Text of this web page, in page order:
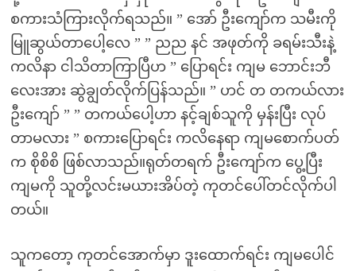
စကားသံကြားလိုက်ရသည်။ ” အော် ဦးကျော်က သမီးကို
မြူဆွယ်တာပေါ့လေ ” ” ညည နင် အဖုတ်ကို ခရမ်းသီးနဲ့
ကလိနာ ငါသိတာကြာပြီဟ ” ပြောရင်း ကျမ ဘောင်းဘီ
လေးအား ဆွဲချွတ်လိုက်ပြန်သည်။ ” ဟင် တ တကယ်လား
ဦးကျော် ” ” တကယ်ပေါ့ဟာ နင့်ချစ်သူကို မှန်းပြီး လုပ်
တာမလား ” စကားပြောရင်း ကလိနေရာ ကျမစောက်ပတ်
က စိုစိစိ ဖြစ်လာသည်။ရုတ်တရက် ဦးကျော်က ပွေ့ပြီး
ကျမကို သူတို့လင်းမယားအိပ်တဲ့ ကုတင်ပေါ်တင်လိုက်ပါ
တယ်။
သူကတော့ ကုတင်အောက်မှာ ဒူးထောက်ရင်း ကျမပေါင်